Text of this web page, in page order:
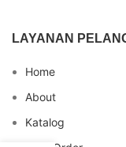
LAYANAN
Home
About
Katalog